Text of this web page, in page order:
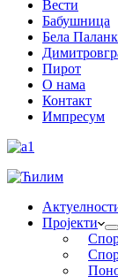
Вести
Бабушница
Бела
Пирот
О нама
Контакт
Импресум
Пројекти